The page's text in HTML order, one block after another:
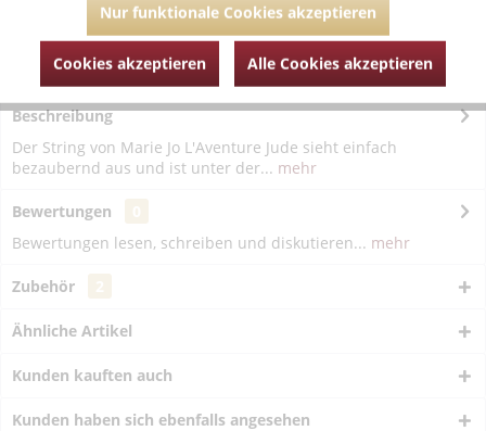
Beschreibung
Der String von Marie Jo L'Aventure Jude sieht einfach
bezaubernd aus und ist unter der... mehr
Bewertungen
Bewertungen lesen, schreiben und diskutieren... mehr
Zubehör
Ähnliche Artikel
Kunden kauften auch
Kunden haben sich ebenfalls angesehen
Nur funktionale Cookies akzeptieren
Cookies akzeptieren Alle Cookies akzeptieren